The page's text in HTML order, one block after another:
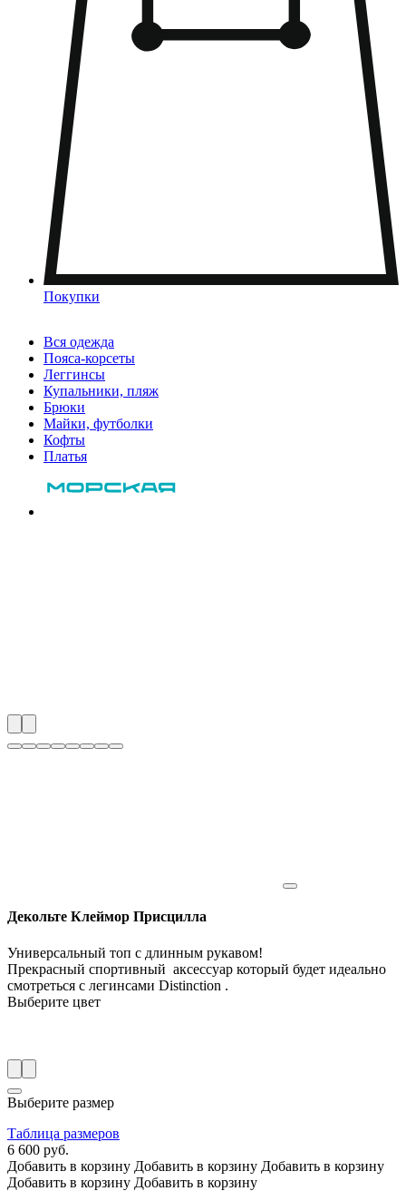
Покупки
Вся одежда
Пояса-корсеты
Леггинсы
Купальники, пляж
Брюки
Майки, футболки
Кофты
Платья
Декольте Клеймор Присцилла
Универсальный топ с длинным рукавом!
Прекрасный спортивный аксессуар который будет идеально
смотреться с легинсами Distinction .
Выберите цвет
Выберите размер
Таблица размеров
6 600 руб.
Добавить в корзину Добавить в корзину Добавить в корзину
Добавить в корзину Добавить в корзину